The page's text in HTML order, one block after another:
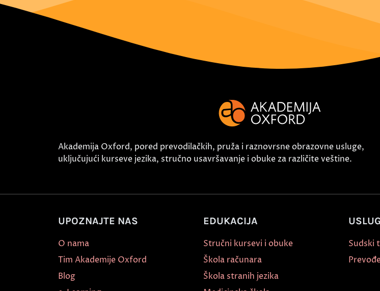
Akademija Oxford, pored prevodilačkih, pruža i raznovrsne obrazovne usluge,
uključujući kurseve jezika, stručno usavršavanje i obuke za različite veštine.
UPOZNAJTE NAS
O nama
Tim Akademije Oxford
Blog
EDUKACIJA
Stručni kursevi i obuke
Škola računara
Škola stranih jezika
Sudski